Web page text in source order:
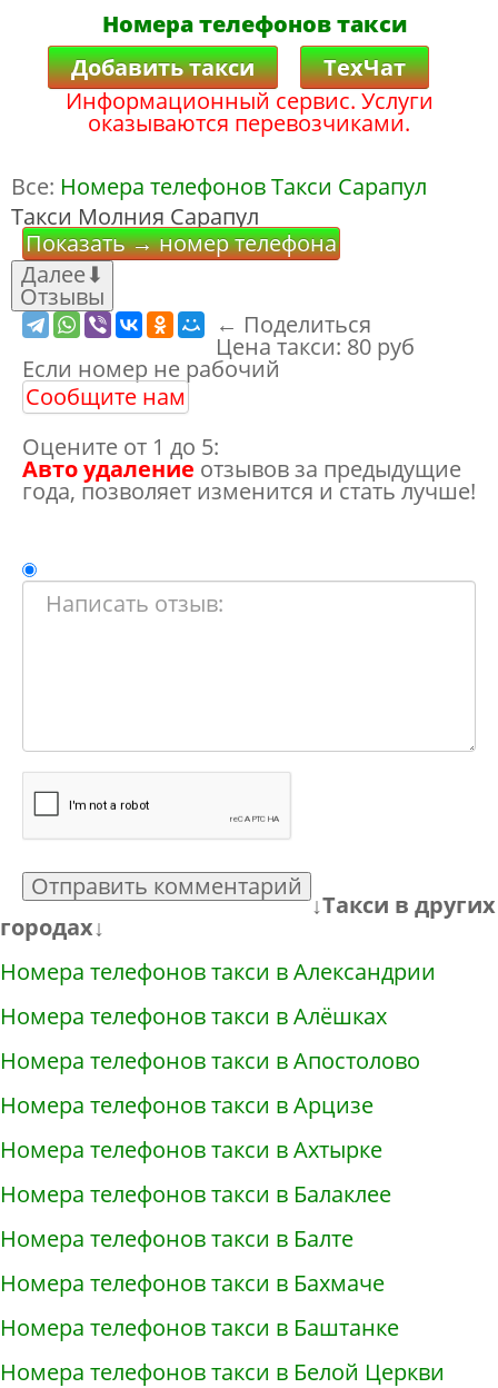
Номера телефонов такси
Добавить такси
ТехЧат
Информационный сервис. Услуги
оказываются перевозчиками.
Все: Номера телефонов Такси Сарапул
Такси Молния Сарапул
Показать → номер телефона
Далее⬇
Отзывы
← Поделиться
Цена такси: 80 руб
Если номер не рабочий
Сообщите нам
Оцените от 1 до 5:
Авто удаление отзывов за предыдущие
года, позволяет изменится и стать лучше!
Отправить комментарий
↓Такси в других
городах↓
Номера телефонов такси в Александрии
Номера телефонов такси в Алёшках
Номера телефонов такси в Апостолово
Номера телефонов такси в Арцизе
Номера телефонов такси в Ахтырке
Номера телефонов такси в Балаклее
Номера телефонов такси в Балте
Номера телефонов такси в Бахмаче
Номера телефонов такси в Баштанке
Номера телефонов такси в Белой Церкви